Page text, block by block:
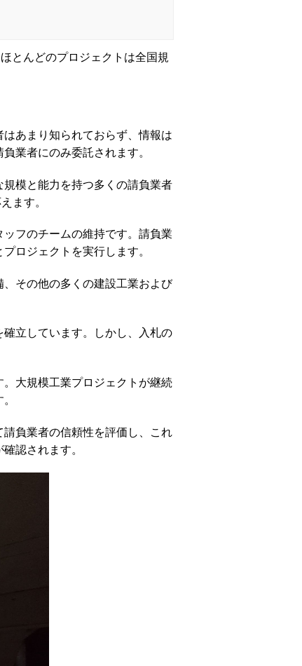
とんどのプロジェクトは全国規
あまり知られておらず、情報は
業者にのみ委託されます。
模と能力を持つ多くの請負業者
ます。
フのチームの維持です。請負業
ロジェクトを実行します。
その他の多くの建設工業および
立しています。しかし、入札の
大規模工業プロジェクトが継続
負業者の信頼性を評価し、これ
認されます。